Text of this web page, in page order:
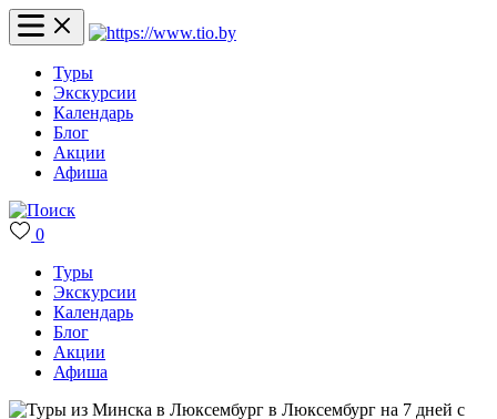
Туры
Экскурсии
Календарь
Блог
Акции
Афиша
0
Туры
Экскурсии
Календарь
Блог
Акции
Афиша